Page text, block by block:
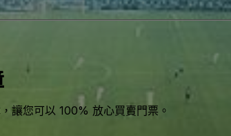
讓您可以 100% 放心買賣門票。